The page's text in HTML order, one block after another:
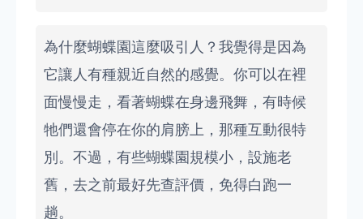
為什麼蝴蝶園這麼吸引人？我覺得是因為
它讓人有種親近自然的感覺。你可以在裡
面慢慢走，看著蝴蝶在身邊飛舞，有時候
牠們還會停在你的肩膀上，那種互動很特
別。不過，有些蝴蝶園規模小，設施老
舊，去之前最好先查評價，免得白跑一
趟。